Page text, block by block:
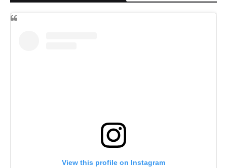
View this profile on Instagram